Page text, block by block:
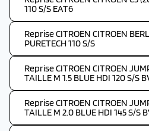
110 S/S EAT6
Reprise CITROEN CITROEN
PURETECH 110 S/S
Reprise CITROEN CITROEN
TAILLE M 1.5 BLUE HDI 120 S/S
Reprise CITROEN CITROEN
TAILLE M 2.0 BLUE HDI 145 S/S